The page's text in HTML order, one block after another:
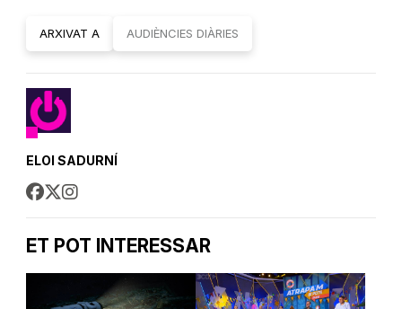
ARXIVAT A AUDIÈNCIES DIÀRIES
ELOI SADURNÍ
ET POT INTERESSAR